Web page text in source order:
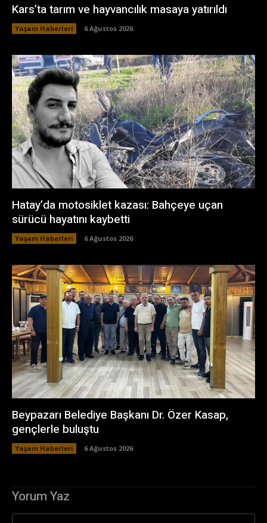
Kars’ta tarım ve hayvancılık masaya yatırıldı
Yaşam Haberleri 6 Ağustos 2026
Hatay’da motosiklet kazası: Bahçeye uçan
sürücü hayatını kaybetti
Yaşam Haberleri 6 Ağustos 2026
Beypazarı Belediye Başkanı Dr. Özer Kasap,
gençlerle buluştu
Yaşam Haberleri 6 Ağustos 2026
Yorum Yaz